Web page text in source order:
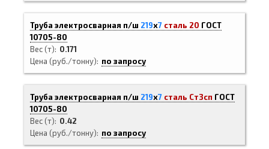
Труба электросварная п/ш 219х7 сталь 20 ГОСТ
10705-80
Вес (т)
0.171
Цена (руб./тонну)
по запросу
Труба электросварная п/ш 219х7 сталь Ст3сп ГОСТ
10705-80
Вес (т)
0.42
Цена (руб./тонну)
по запросу